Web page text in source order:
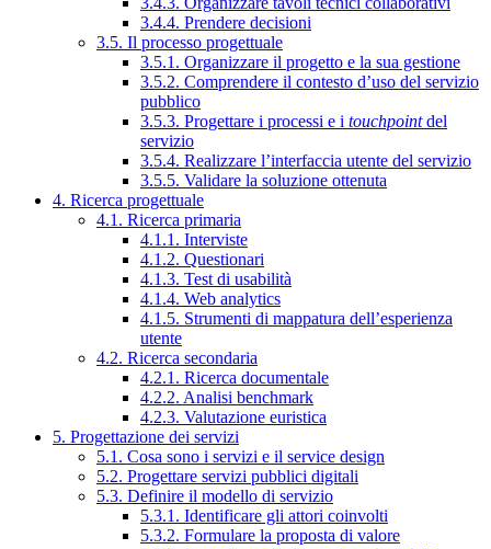
3.4.4. Prendere decisioni
3.5. Il processo progettuale
3.5.1. Organizzare il progetto e la sua gestione
3.5.2. Comprendere il contesto d’uso del servizio
pubblico
3.5.3. Progettare i processi e i touchpointdel
servizio
3.5.4. Realizzare l’interfaccia utente del servizio
3.5.5. Validare la soluzione ottenuta
4. Ricerca progettuale
4.1. Ricerca primaria
4.1.1. Interviste
4.1.2. Questionari
4.1.3. Test di usabilità
4.1.4. Web analytics
4.1.5. Strumenti di mappatura dell’esperienza
utente
4.2. Ricerca secondaria
4.2.1. Ricerca documentale
4.2.2. Analisi benchmark
4.2.3. Valutazione euristica
5. Progettazione dei servizi
5.1. Cosa sono i servizi e il service design
5.2. Progettare servizi pubblici digitali
5.3. Definire il modello di servizio
5.3.1. Identificare gli attori coinvolti
5.3.2. Formulare la proposta di valore